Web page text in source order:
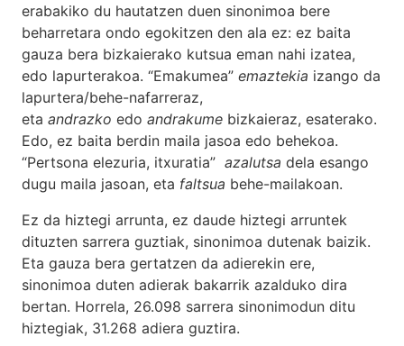
erabakiko du hautatzen duen sinonimoa bere
beharretara ondo egokitzen den ala ez: ez baita
gauza bera bizkaierako kutsua eman nahi izatea,
edo lapurterakoa. “Emakumea” emaztekia izango da
lapurtera/behe-nafarreraz,
eta andrazko edo andrakume bizkaieraz, esaterako.
Edo, ez baita berdin maila jasoa edo behekoa.
“Pertsona elezuria, itxuratia” azalutsa dela esango
dugu maila jasoan, eta faltsua behe-mailakoan.
Ez da hiztegi arrunta, ez daude hiztegi arruntek
dituzten sarrera guztiak, sinonimoa dutenak baizik.
Eta gauza bera gertatzen da adierekin ere,
sinonimoa duten adierak bakarrik azalduko dira
bertan. Horrela, 26.098 sarrera sinonimodun ditu
hiztegiak, 31.268 adiera guztira.